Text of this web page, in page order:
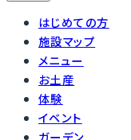
はじめての方
施設マップ
メニュー
お土産
体験
イベント
ガーデン